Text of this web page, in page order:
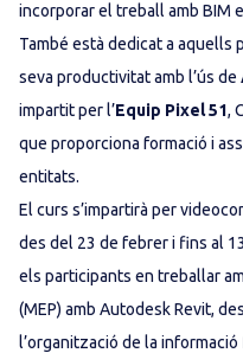
incorporar el treball amb BIM
També està dedicat a
seva productivitat amb l’ús de
impartit per l’Equip Pixel 51,
que proporciona formació i
entitats.
El curs s’impartirà per
des del 23 de febrer i fins al
els participants en treballar
(MEP) amb Autodesk Revit,
l’organització de la